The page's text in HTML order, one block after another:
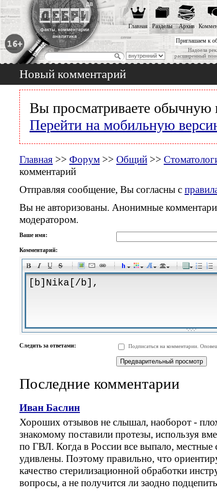
Приглашаем к
Надоела
расширенный
Главная Разделы Архив
Новый комментарий
Вы просматриваете обычную
Перейти на мобильную
Главная >> Форум >> Общий >>
комментарий
Отправляя сообщение, Вы согласны с
Вы не авторизованы. Анонимные
модератором.
Ваше имя:
Комментарий:
-
-
-
-
-
-
-
-
-
-
-
-
-
-
-
Следить за ответами: Подписаться на комментарии.
Последние комментарии
Иван Баслин
Хороших отзывов не слышал, наоборот -
знакомому поставили протезы, используя
по ГВЛ. Когда в России все выпало, местные
удивлены. Поэтому правильно, что
качество стерилизационной обработки
вопросы, а не получится ли заодно подцепить